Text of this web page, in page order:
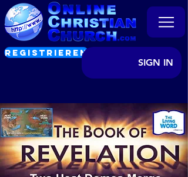
REGISTRIEREN
SIGN IN